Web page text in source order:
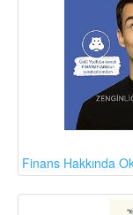
Finans Hakkında